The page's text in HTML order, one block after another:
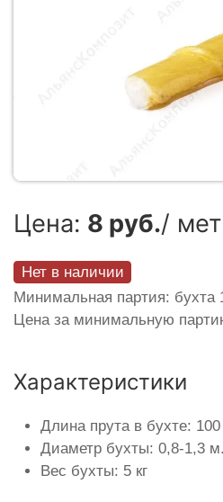
Цена: 8 руб./
Нет в наличии
Минимальная партия: бухта
Цена за минимальную
Характеристики
Длина прута в бухте:
Диаметр бухты: 0,8-1,3 м.
Вес бухты: 5 кг